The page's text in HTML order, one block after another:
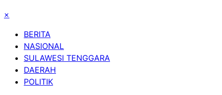
×
BERITA
NASIONAL
SULAWESI TENGGARA
DAERAH
POLITIK